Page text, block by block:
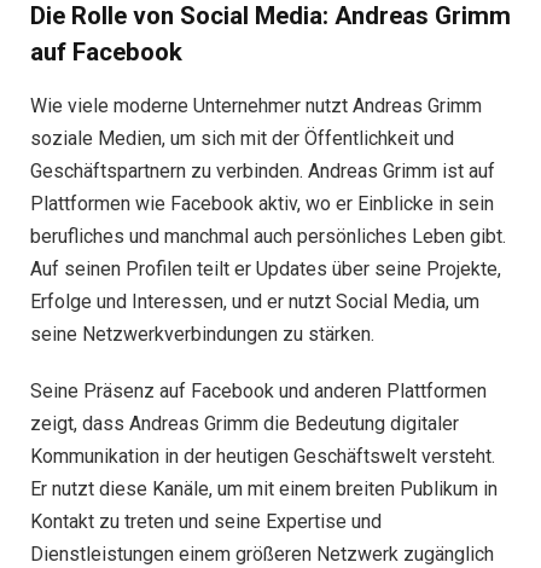
Die Rolle von Social Media: Andreas Grimm
auf Facebook
Wie viele moderne Unternehmer nutzt Andreas Grimm
soziale Medien, um sich mit der Öffentlichkeit und
Geschäftspartnern zu verbinden. Andreas Grimm ist auf
Plattformen wie Facebook aktiv, wo er Einblicke in sein
berufliches und manchmal auch persönliches Leben gibt.
Auf seinen Profilen teilt er Updates über seine Projekte,
Erfolge und Interessen, und er nutzt Social Media, um
seine Netzwerkverbindungen zu stärken.
Seine Präsenz auf Facebook und anderen Plattformen
zeigt, dass Andreas Grimm die Bedeutung digitaler
Kommunikation in der heutigen Geschäftswelt versteht.
Er nutzt diese Kanäle, um mit einem breiten Publikum in
Kontakt zu treten und seine Expertise und
Dienstleistungen einem größeren Netzwerk zugänglich